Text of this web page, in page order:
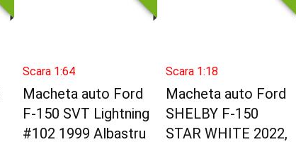
Scara 1:64
Macheta auto Ford
F-150 SVT Lightning
#102 1999 Albastru
Scara 1:18
Macheta auto Ford
SHELBY F-150
STAR WHITE 2022,